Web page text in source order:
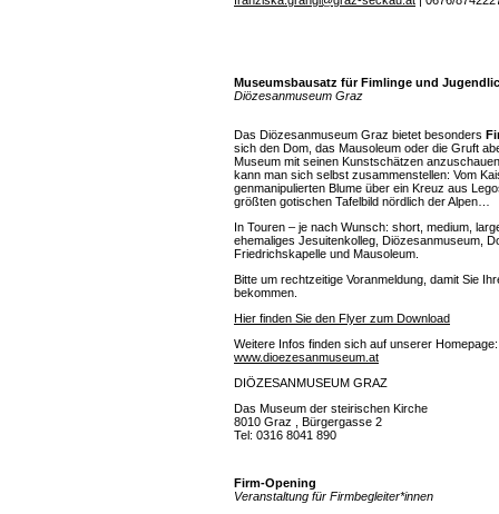
Museumsbausatz für Fimlinge und
Diözesanmuseum Graz
Das Diözesanmuseum Graz bietet besonders
sich den Dom, das Mausoleum oder die Gruft
Museum mit seinen Kunstschätzen
kann man sich selbst zusammenstellen: Vom
genmanipulierten Blume über ein Kreuz aus
größten gotischen Tafelbild nördlich der Alpen…
In Touren – je nach Wunsch: short, medium,
ehemaliges Jesuitenkolleg, Diözesanmuseum,
Friedrichskapelle und Mausoleum.
Bitte um rechtzeitige Voranmeldung, damit Sie
bekommen.
Hier finden Sie den Flyer zum Download
Weitere Infos finden sich auf unserer Homepage:
www.dioezesanmuseum.at
DIÖZESANMUSEUM GRAZ
Das Museum der steirischen Kirche
8010 Graz , Bürgergasse 2
Tel: 0316 8041 890
Firm-Opening
Veranstaltung für Firmbegleiter*innen